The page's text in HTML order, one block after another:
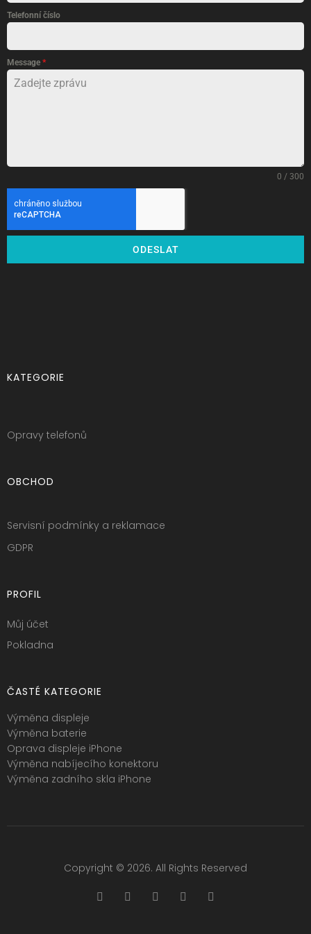
Telefonní číslo
Message *
0 / 300
ODESLAT
KATEGORIE
Opravy telefonů
OBCHOD
Servisní podmínky a reklamace
GDPR
PROFIL
Můj účet
Pokladna
ČASTÉ KATEGORIE
Výměna displeje
Výměna baterie
Oprava displeje iPhone
Výměna nabíjecího konektoru
Výměna zadního skla iPhone
Copyright © 2026. All Rights Reserved